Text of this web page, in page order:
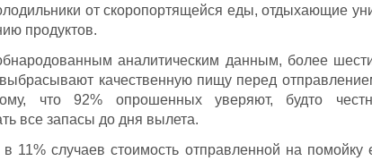
от скоропортящейся еды, отдыхающие
продуктов.
аналитическим данным, более
качественную пищу перед
что 92% опрошенных уверяют, будто
все запасы до дня вылета.
11% случаев стоимость отправленной на